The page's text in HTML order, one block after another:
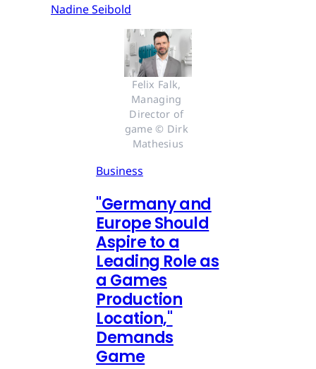
Nadine Seibold
Felix Falk,
Managing
Director of
game © Dirk
Mathesius
Business
"Germany and
Europe Should
Aspire to a
Leading Role as
a Games
Production
Location,"
Demands
Game